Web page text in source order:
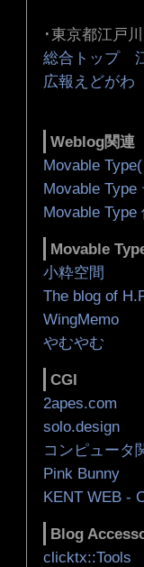
･東京都江戸
総合トップ
広報えどが
Weblog関連
Movable
Movable Type
Movable Type
Movable
小粋空間
The blog of
WingMemo
やむやむ
CGI
2apes.com
solo.design
コンピュータ
Pink Bunny
KENT WEB -
Blog
clicktx::Tools